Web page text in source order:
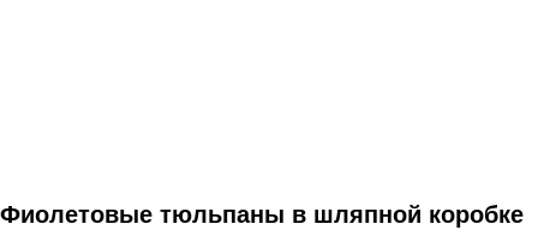
Фиолетовые тюльпаны в шляпной коробке